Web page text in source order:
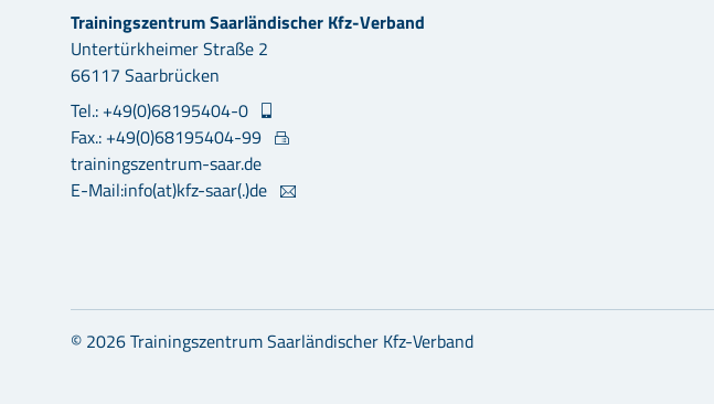
Trainingszentrum Saarländischer Kfz-Verband
Untertürkheimer Straße 2
66117 Saarbrücken
Tel.: +49(0)68195404-0
Fax.: +49(0)68195404-99
trainingszentrum-saar.de
E-Mail:info(at)kfz-saar(.)de
© 2026 Trainingszentrum Saarländischer Kfz-Verband